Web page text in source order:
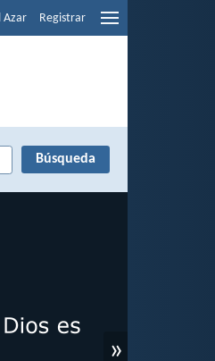
Azar Registrar
»